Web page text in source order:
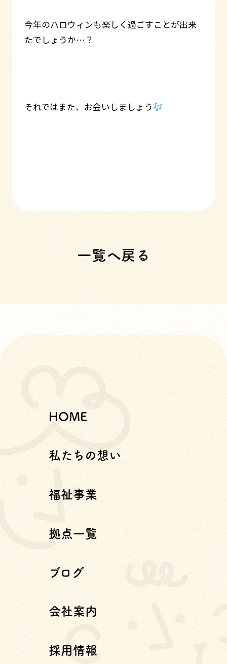
今年のハロウィンも楽しく過ごすことが出来
たでしょうか…？
それではまた、お会いしましょう
一覧へ戻る
HOME
私たちの想い
福祉事業
拠点一覧
ブログ
会社案内
採用情報